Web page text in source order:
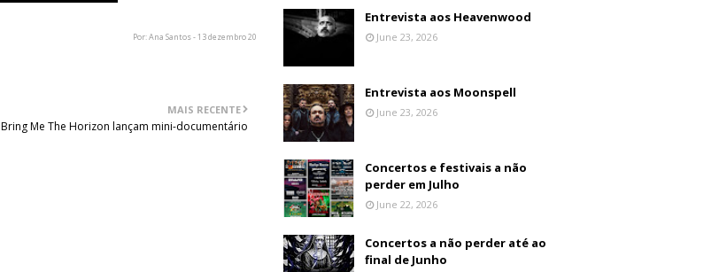
Por: Ana Santos - 13 dezembro 20
MAIS RECENTE
Bring Me The Horizon lançam mini-documentário
Entrevista aos Heavenwood
June 23, 2026
Entrevista aos Moonspell
June 23, 2026
Concertos e festivais a não
perder em Julho
June 22, 2026
Concertos a não perder até ao
final de Junho